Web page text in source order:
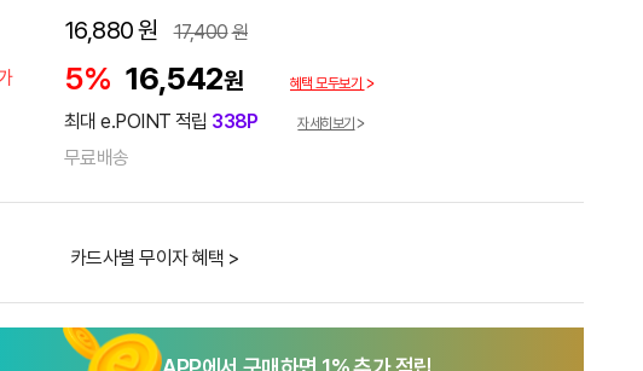
16,880원 17,400원
5% 16,542원 혜택 모두보기
최대 e.POINT 적립 338P 자세히보기
무료배송
카드사별 무이자 혜택 >